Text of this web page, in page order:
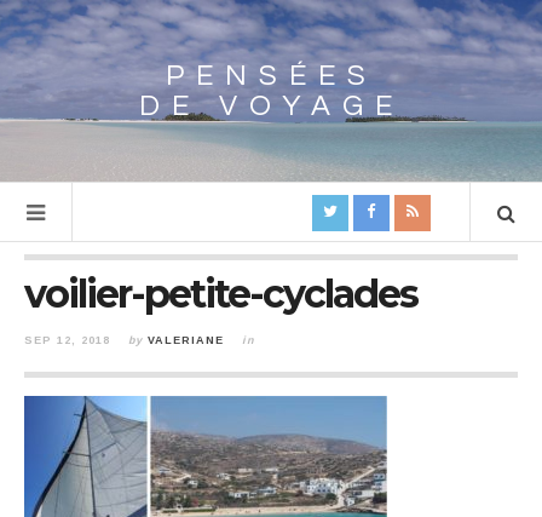
Array
PENSÉES
DE VOYAGE
voilier-petite-cyclades
SEP 12, 2018 by VALERIANE in